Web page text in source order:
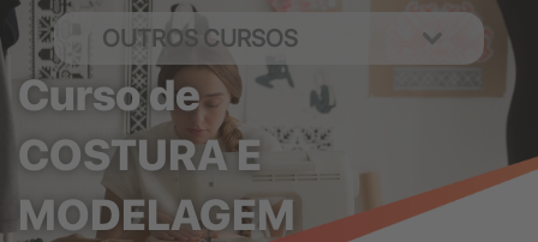
Curso de
COSTURA E
MODELAGEM
OUTROS CURSOS